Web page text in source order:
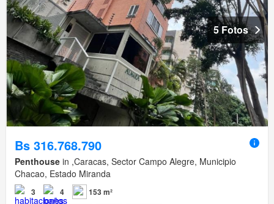
5 Fotos
Bs 316.768.790
Penthouse in ,Caracas, Sector Campo Alegre, Municipio
Chacao, Estado Miranda
3 4 153 m²